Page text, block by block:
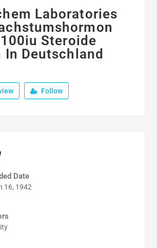
Laboratories
Steroide
In Deutschland
Follow
Date
16, 1942